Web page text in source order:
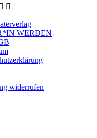
 
WERDEN
widerrufen